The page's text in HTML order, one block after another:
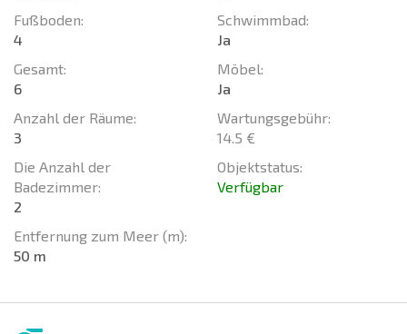
Fußboden:
4
Gesamt:
6
Anzahl der Räume:
3
Die Anzahl der
Badezimmer:
2
Entfernung zum Meer (m):
50 m
Schwimmbad:
Ja
Möbel:
Ja
Wartungsgebühr:
14.5 €
Objektstatus:
Verfügbar